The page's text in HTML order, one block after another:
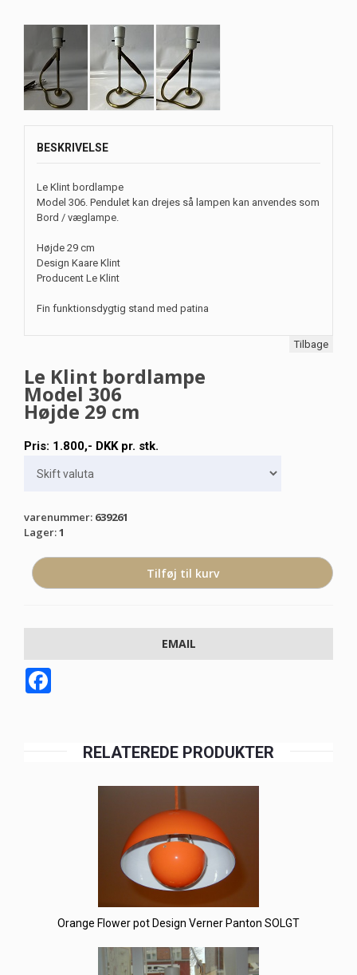
BESKRIVELSE
Le Klint bordlampe
Model 306. Pendulet kan drejes så lampen kan anvendes som
Bord / væglampe.
Højde 29 cm
Design Kaare Klint
Producent Le Klint
Fin funktionsdygtig stand med patina
Tilbage
Le Klint bordlampe
Model 306
Højde 29 cm
Pris: 1.800,- DKKpr. stk.
varenummer: 639261
Lager:1
EMAIL
RELATEREDE PRODUKTER
Orange Flower pot Design Verner Panton SOLGT